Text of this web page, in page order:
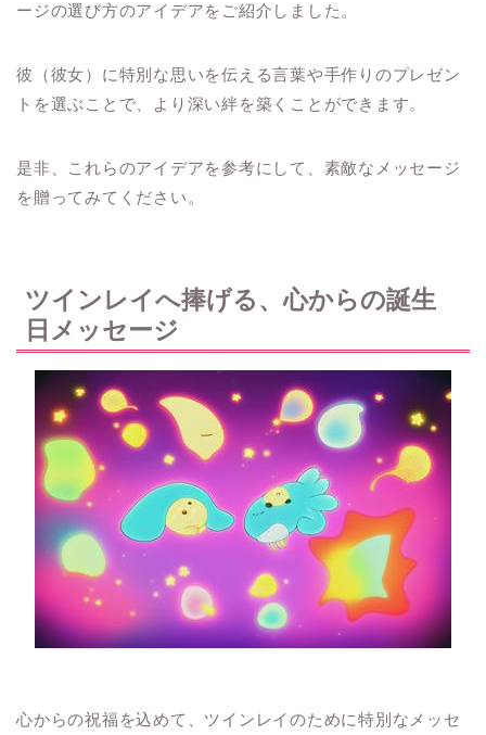
ージの選び方のアイデアをご紹介しました。
彼（彼女）に特別な思いを伝える言葉や手作りのプレゼン
トを選ぶことで、より深い絆を築くことができます。
是非、これらのアイデアを参考にして、素敵なメッセージ
を贈ってみてください。
ツインレイへ捧げる、心からの誕生
日メッセージ
心からの祝福を込めて、ツインレイのために特別なメッセ